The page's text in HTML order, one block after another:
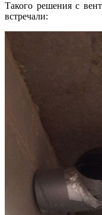
Такого решения с
встречали: